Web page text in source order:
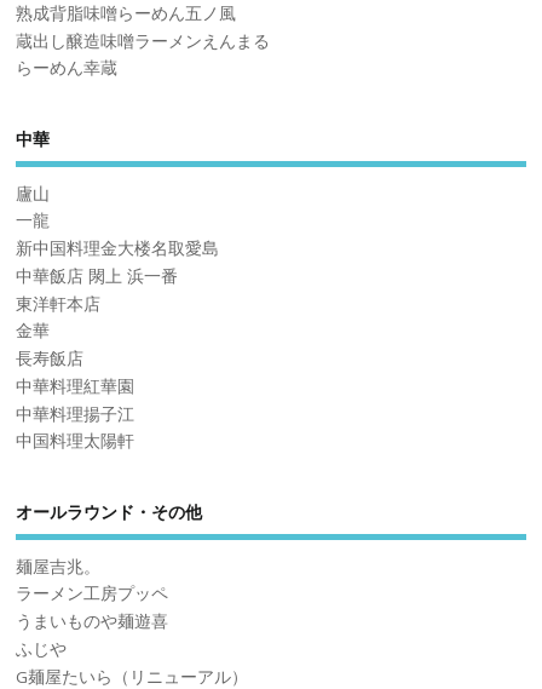
熟成背脂味噌らーめん五ノ風
蔵出し醸造味噌ラーメンえんまる
らーめん幸蔵
中華
廬山
一龍
新中国料理金大楼名取愛島
中華飯店 閖上 浜一番
東洋軒本店
金華
長寿飯店
中華料理紅華園
中華料理揚子江
中国料理太陽軒
オールラウンド・その他
麺屋吉兆。
ラーメン工房プッペ
うまいものや麺遊喜
ふじや
G麺屋たいら（リニューアル）